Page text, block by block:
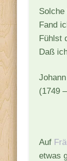
Solche
Fand
Fühlst
Daß
(1749
Auf
etwas